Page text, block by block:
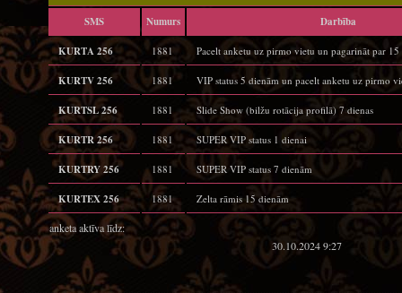
SMS Numurs Darbība
KURTA 256 1881 Pacelt anketu uz pirmo vietu un pagarināt par 15
KURTV 256 1881 VIP status 5 dienām un pacelt anketu uz pirmo
KURTSL 256 1881 Slide Show (bilžu rotācija profilā) 7 dienas
KURTR 256 1881 SUPER VIP status 1 dienai
KURTRY 256 1881 SUPER VIP status 7 dienām
KURTEX 256 1881 Zelta rāmis 15 dienām
anketa aktīva līdz:
30.10.2024 9:27